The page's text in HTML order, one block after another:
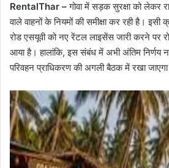
RentalThar –गोवा में सड़क सुरक्षा को लेकर
वाले वाहनों के नियमों की समीक्षा कर रही है।
रोड एसयूवी को नए रेंटल लाइसेंस जारी करने पर
आया है। हालांकि, इस संबंध में अभी अंतिम निर्णय
परिवहन प्राधिकरण की अगली बैठक में रखा